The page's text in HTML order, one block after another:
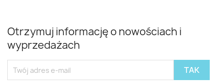
Otrzymuj informację o nowościach i
wyprzedażach